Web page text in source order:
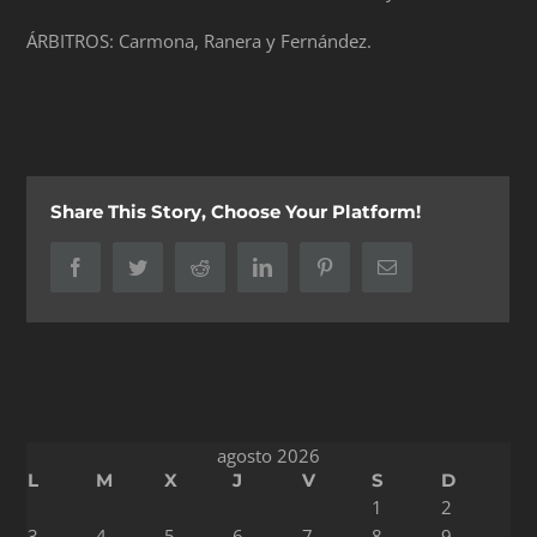
ÁRBITROS: Carmona, Ranera y Fernández.
Share This Story, Choose Your Platform!
FacebookTwitter Reddit LinkedIn PinterestCorreo
agosto 2026
L M X J V S D
1
2